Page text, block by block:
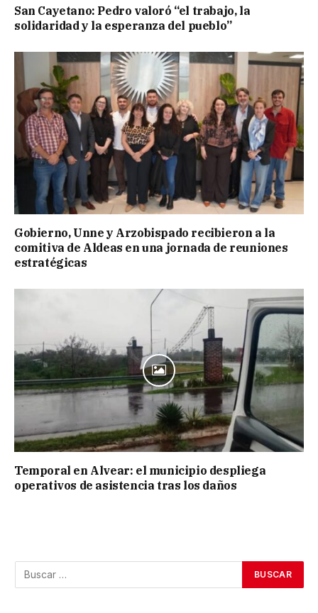
San Cayetano: Pedro valoró “el trabajo, la
solidaridad y la esperanza del pueblo”
Gobierno, Unne y Arzobispado recibieron a la
comitiva de Aldeas en una jornada de reuniones
estratégicas
Temporal en Alvear: el municipio despliega
operativos de asistencia tras los daños